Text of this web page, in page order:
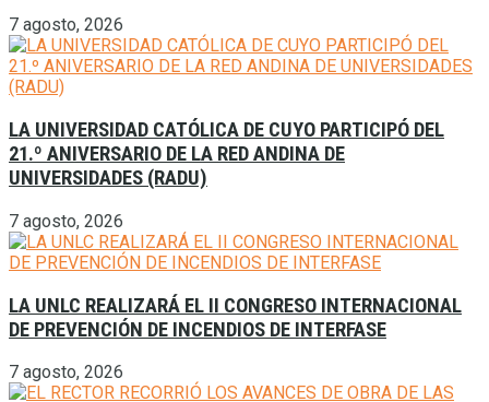
7 agosto, 2026
LA UNIVERSIDAD CATÓLICA DE CUYO PARTICIPÓ DEL
21.º ANIVERSARIO DE LA RED ANDINA DE
UNIVERSIDADES (RADU)
7 agosto, 2026
LA UNLC REALIZARÁ EL II CONGRESO INTERNACIONAL
DE PREVENCIÓN DE INCENDIOS DE INTERFASE
7 agosto, 2026